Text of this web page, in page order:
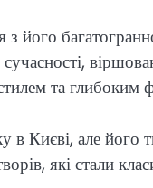
його
та глибоким
але його
які стали